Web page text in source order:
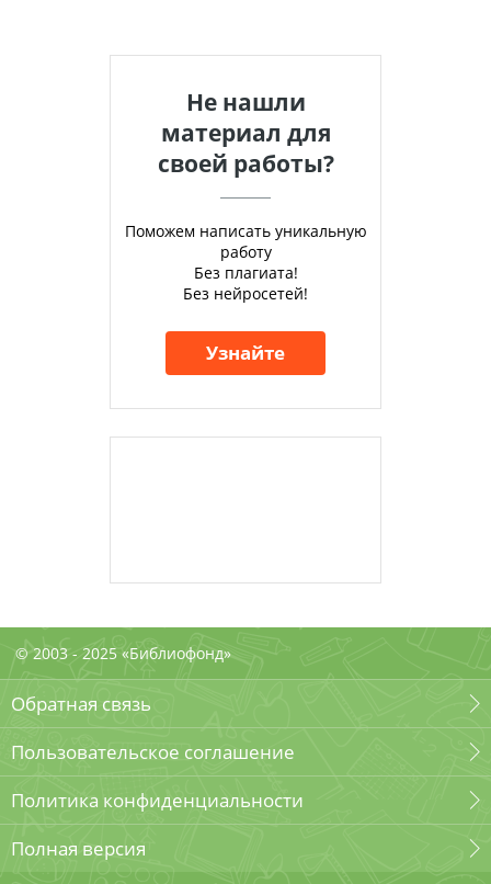
Не нашли
материал для
своей работы?
Поможем написать уникальную
работу
Без плагиата!
Без нейросетей!
Узнайте
© 2003 - 2025 «Библиофонд»
Обратная связь
Пользовательское соглашение
Политика конфиденциальности
Полная версия